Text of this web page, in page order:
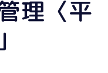
理〈平